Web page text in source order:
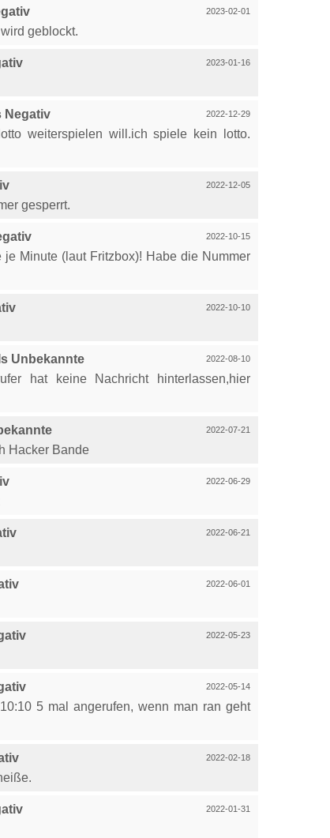
2023-02-01
geblockt.
2023-01-16
2022-12-29
Negativ
weiterspielen will.ich spiele kein lotto.
2022-12-05
gesperrt.
2022-10-15
Minute (laut Fritzbox)! Habe die Nummer
2022-10-10
2022-08-10
Unbekannte
hat keine Nachricht hinterlassen,hier
2022-07-21
Hacker Bande
2022-06-29
2022-06-21
2022-06-01
2022-05-23
2022-05-14
5 mal angerufen, wenn man ran geht
2022-02-18
2022-01-31